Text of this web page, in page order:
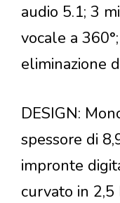
audio 5.1; 3
vocale a
eliminazione
DESIGN:
spessore di
impronte
curvato in 2,5